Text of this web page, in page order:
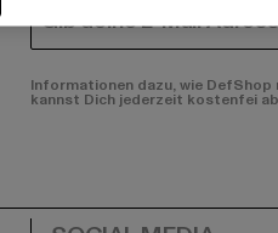
E-MAIL
Informationen dazu, wie
kannst Dich jederzeit kostenfei